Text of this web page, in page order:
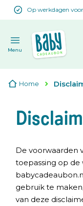
Op werkdagen
Menu
Home
De voorwaarden
toepassing op de
gebruik te
van deze